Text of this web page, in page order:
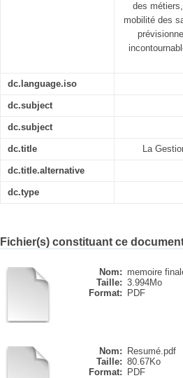
des
mobilité des
dc.language.iso
dc.subject
dc.subject
dc.title La
dc.title.alternative
dc.type
Fichier(s) constituant ce
Nom: memoire
Taille: 3.994Mo
Format:
PDF
Nom:
Resumé.pdf
Taille: 80.67Ko
Format:
PDF